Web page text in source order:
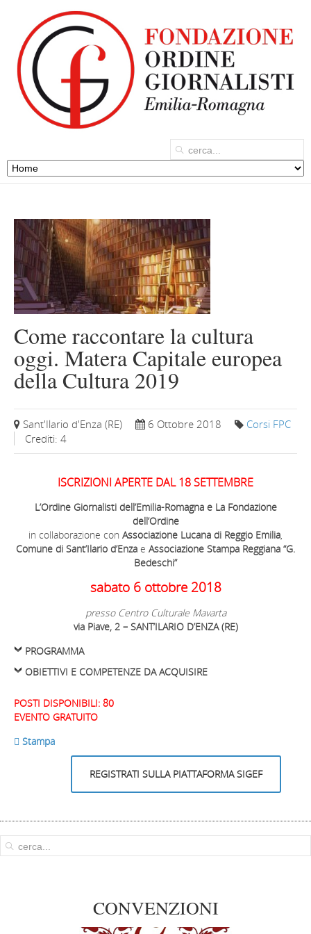
Come raccontare la cultura
oggi. Matera Capitale europea
della Cultura 2019
Sant'Ilario d'Enza (RE) 6 Ottobre 2018
Corsi FPC
Crediti: 4
ISCRIZIONI APERTE DAL 18 SETTEMBRE
L’Ordine Giornalisti dell’Emilia-Romagna e La Fondazione
dell’Ordine
in collaborazione con Associazione Lucana di Reggio Emilia,
Comune di Sant’Ilario d’Enza e Associazione Stampa Reggiana “G.
Bedeschi”
sabato 6 ottobre 2018
presso Centro Culturale Mavarta
via Piave, 2 – SANT’ILARIO D’ENZA (RE)
PROGRAMMA
OBIETTIVI E COMPETENZE DA ACQUISIRE
POSTI DISPONIBILI: 80
EVENTO GRATUITO
REGISTRATI SULLA PIATTAFORMA SIGEF
 Stampa
CONVENZIONI